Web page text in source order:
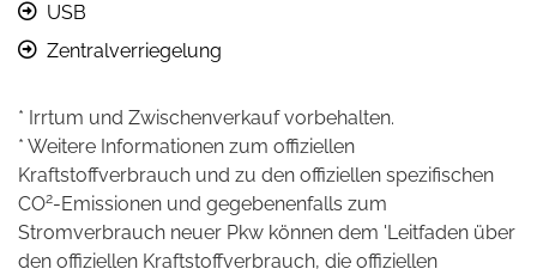
USB
Zentralverriegelung
* Irrtum und Zwischenverkauf vorbehalten.
* Weitere Informationen zum offiziellen
Kraftstoffverbrauch und zu den offiziellen spezifischen
CO2-Emissionen und gegebenenfalls zum
Stromverbrauch neuer Pkw können dem 'Leitfaden über
den offiziellen Kraftstoffverbrauch, die offiziellen